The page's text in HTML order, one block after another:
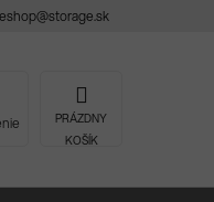
eshop@storage.sk
NÁKUPNÝ
KOŠÍK
PRÁZDNY
KOŠÍK